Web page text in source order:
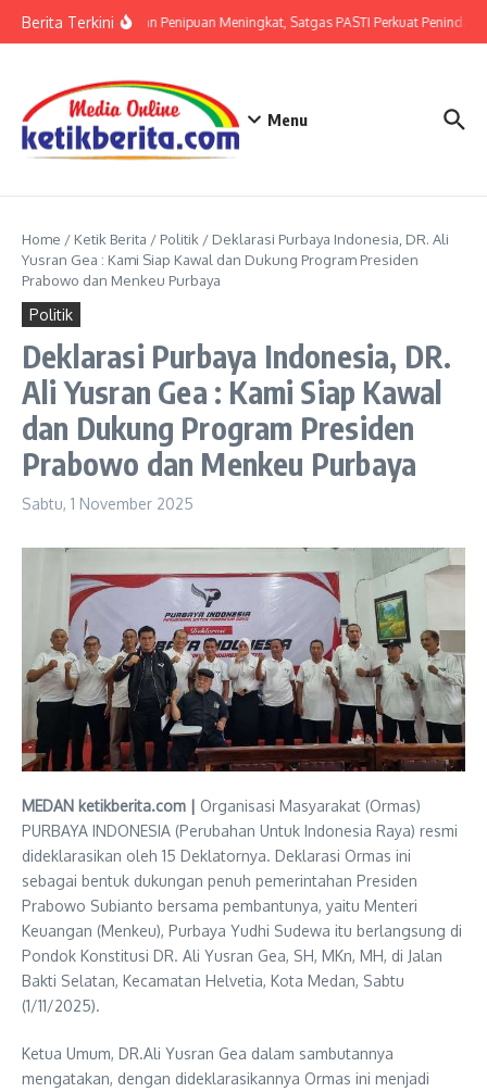
Berita TerkiniAncaman Penipuan Meningkat, Satgas PASTI Perkuat Penindakan
Menu
Home / Ketik Berita / Politik / Deklarasi Purbaya Indonesia, DR. Ali
Yusran Gea : Kami Siap Kawal dan Dukung Program Presiden
Prabowo dan Menkeu Purbaya
Politik
Deklarasi Purbaya Indonesia, DR.
Ali Yusran Gea : Kami Siap Kawal
dan Dukung Program Presiden
Prabowo dan Menkeu Purbaya
Sabtu, 1 November 2025
MEDAN ketikberita.com | Organisasi Masyarakat (Ormas)
PURBAYA INDONESIA (Perubahan Untuk Indonesia Raya) resmi
dideklarasikan oleh 15 Deklatornya. Deklarasi Ormas ini
sebagai bentuk dukungan penuh pemerintahan Presiden
Prabowo Subianto bersama pembantunya, yaitu Menteri
Keuangan (Menkeu), Purbaya Yudhi Sudewa itu berlangsung di
Pondok Konstitusi DR. Ali Yusran Gea, SH, MKn, MH, di Jalan
Bakti Selatan, Kecamatan Helvetia, Kota Medan, Sabtu
(1/11/2025).
Ketua Umum, DR.Ali Yusran Gea dalam sambutannya
mengatakan, dengan dideklarasikannya Ormas ini menjadi